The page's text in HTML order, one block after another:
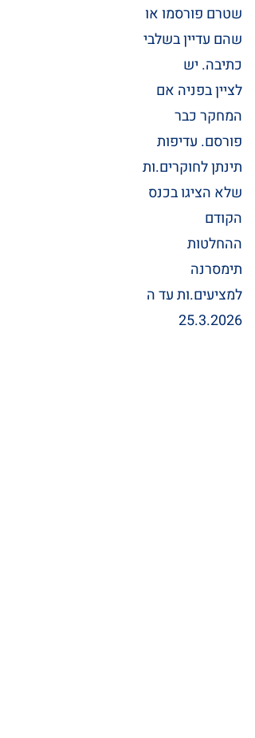
שטרם פורסמו או
שהם עדיין בשלבי
כתיבה. יש
לציין בפניה אם
המחקר כבר
פורסם. עדיפות
תינתן לחוקרים.ות
שלא הציגו בכנס
הקודם
ההחלטות
תימסרנה
למציעים.ות עד ה
25.3.2026